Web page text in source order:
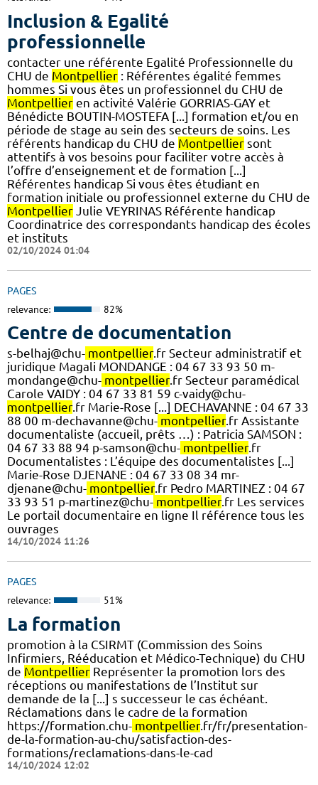
Inclusion & Egalité
professionnelle
contacter une référente Egalité Professionnelle du
CHU de Montpellier : Référentes égalité femmes
hommes Si vous êtes un professionnel du CHU de
Montpellier en activité Valérie GORRIAS-GAY et
Bénédicte BOUTIN-MOSTEFA [...] formation et/ou en
période de stage au sein des secteurs de soins. Les
référents handicap du CHU de Montpellier sont
attentifs à vos besoins pour faciliter votre accès à
l’offre d’enseignement et de formation [...]
Référentes handicap Si vous êtes étudiant en
formation initiale ou professionnel externe du CHU de
Montpellier Julie VEYRINAS Référente handicap
Coordinatrice des correspondants handicap des écoles
et instituts
02/10/2024 01:04
PAGES
relevance: 82%
Centre de documentation
s-belhaj@chu- montpellier.fr Secteur administratif et
juridique Magali MONDANGE : 04 67 33 93 50 m-
mondange@chu- montpellier.fr Secteur paramédical
Carole VAIDY : 04 67 33 81 59 c-vaidy@chu-
montpellier.fr Marie-Rose [...] DECHAVANNE : 04 67 33
88 00 m-dechavanne@chu- montpellier.fr Assistante
documentaliste (accueil, prêts …) : Patricia SAMSON :
04 67 33 88 94 p-samson@chu- montpellier.fr
Documentalistes : L’équipe des documentalistes [...]
Marie-Rose DJENANE : 04 67 33 08 34 mr-
djenane@chu- montpellier.fr Pedro MARTINEZ : 04 67
33 93 51 p-martinez@chu- montpellier.fr Les services
Le portail documentaire en ligne Il référence tous les
ouvrages
14/10/2024 11:26
PAGES
relevance: 51%
La formation
promotion à la CSIRMT (Commission des Soins
Infirmiers, Rééducation et Médico-Technique) du CHU
de Montpellier Représenter la promotion lors des
réceptions ou manifestations de l’Institut sur
demande de la [...] s successeur le cas échéant.
Réclamations dans le cadre de la formation
https://formation.chu- montpellier.fr/fr/presentation-
de-la-formation-au-chu/satisfaction-des-
formations/reclamations-dans-le-cad
14/10/2024 12:02